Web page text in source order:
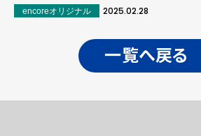
encoreオリジナル 2025.02.28
一覧へ戻る